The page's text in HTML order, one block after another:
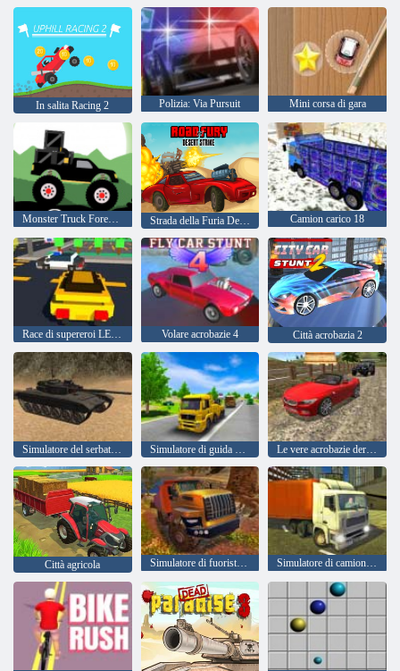
In salita Racing 2 Polizia: Via Pursuit Mini corsa di gara
Monster Truck Forest-consegna Strada della Furia Desert Strike Camion carico 18
Race di supereroi LEGO Volare acrobazie 4 Città acrobazia 2
Simulatore del serbatoio Simulatore di guida di trasporto Le vere acrobazie derivano l'auto che guida 3d
Città agricola Simulatore di fuoristrada Hill Climb Simulatore di camion della città reale